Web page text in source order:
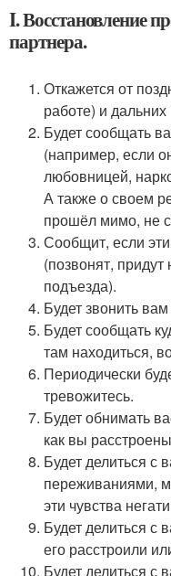
I. Восстановление
партнера.
Откажется от
работе) и дальних
Будет сообщать
(например, если
любовницей,
А также о своем
прошёл мимо, не
Сообщит, если
(позвонят, придут
подъезда).
Будет звонить
Будет сообщать
там находиться,
Периодически
тревожитесь.
Будет обнимать
как вы
Будет делиться с
переживаниями,
эти чувства
Будет делиться с
его расстроили
Будет делиться с